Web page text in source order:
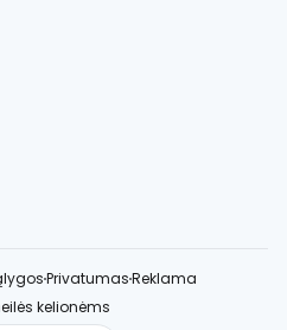
PrivatumasReklama
kelionėms